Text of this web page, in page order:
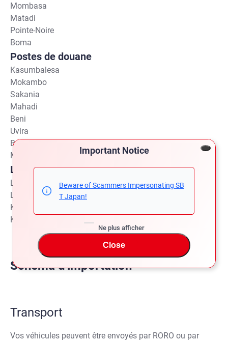
Important Notice
Beware of Scammers Impersonating SB
T Japan!
Ne plus afficher
Close
Mombasa
Matadi
Pointe-Noire
Boma
Postes de douane
Kasumbalesa
Mokambo
Sakania
Mahadi
Beni
Uvira
Bukavu
Matadi
Livraison possible vers les villes suivantes
Lubumbashi
Likasi
Kolwezi
Kinshasa
Schéma d'importation
Transport
Vos véhicules peuvent être envoyés par RORO ou par